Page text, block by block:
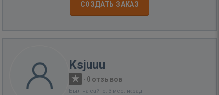
СОЗДАТЬ ЗАКАЗ
Ksjuuu
· 0 отзывов
Был на сайте: 3 мес. назад